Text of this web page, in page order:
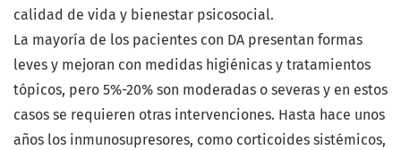
calidad de vida y bienestar psicosocial.
La mayoría de los pacientes con DA presentan formas
leves y mejoran con medidas higiénicas y tratamientos
tópicos, pero 5%-20% son moderadas o severas y en estos
casos se requieren otras intervenciones. Hasta hace unos
años los inmunosupresores, como corticoides sistémicos,